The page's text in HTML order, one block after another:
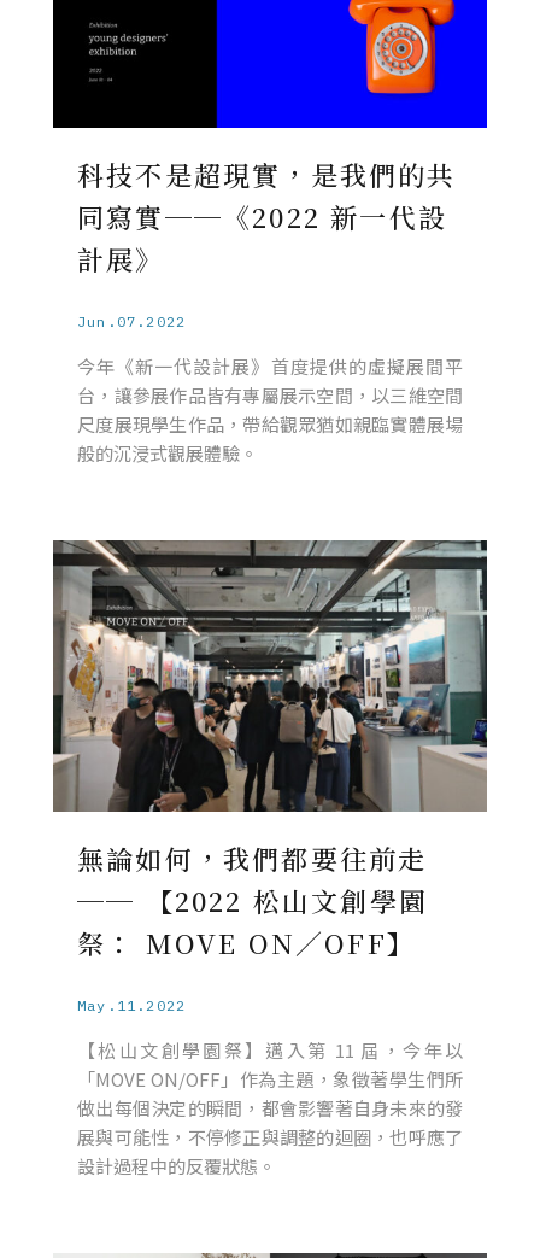
科技不是超現實，是我們的共
同寫實──《2022 新一代設
計展》
Jun.07.2022
今年《新一代設計展》首度提供的虛擬展間平
台，讓參展作品皆有專屬展示空間，以三維空間
尺度展現學生作品，帶給觀眾猶如親臨實體展場
般的沉浸式觀展體驗。
無論如何，我們都要往前走
── 【2022 松山文創學園
祭： MOVE ON／OFF】
May.11.2022
【松山文創學園祭】邁入第 11 屆，今年以
「MOVE ON/OFF」作為主題，象徵著學生們所
做出每個決定的瞬間，都會影響著自身未來的發
展與可能性，不停修正與調整的迴圈，也呼應了
設計過程中的反覆狀態。